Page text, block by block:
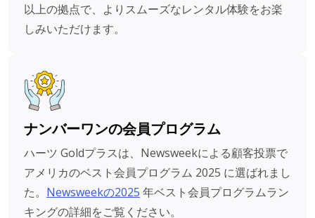
以上の拠点で、よりスムーズなレンタル体験をお楽
しみいただけます。
ナンバーワンの会員プログラム
ハーツ Goldプラスは、Newsweekによる顧客投票で
アメリカのベスト会員プログラム 2025 に選ばれまし
た。 Newsweekの2025 年ベスト会員プログラムラン
キングの詳細をご覧ください。